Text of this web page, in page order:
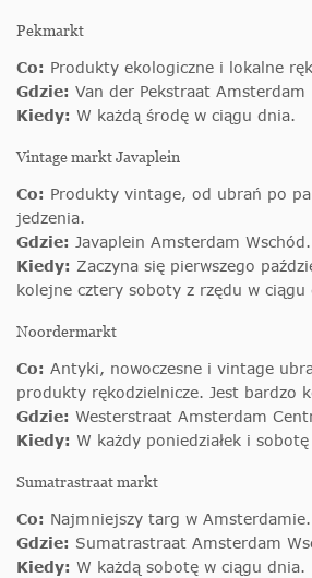
Pekmarkt
Co: Produkty ekologiczne i lokalne
Gdzie: Van der Pekstraat Amsterdam
Kiedy: W każdą środę w ciągu dnia.
Vintage markt Javaplein
Co: Produkty vintage, od ubrań po
jedzenia.
Gdzie: Javaplein Amsterdam Wschód.
Kiedy: Zaczyna się pierwszego
kolejne cztery soboty z rzędu w ciągu
Noordermarkt
Co: Antyki, nowoczesne i vintage
produkty rękodzielnicze. Jest bardzo
Gdzie: Westerstraat Amsterdam
Kiedy: W każdy poniedziałek i
Sumatrastraat markt
Co: Najmniejszy targ w Amsterdamie.
Gdzie: Sumatrastraat Amsterdam
Kiedy: W każdą sobotę w ciągu dnia.